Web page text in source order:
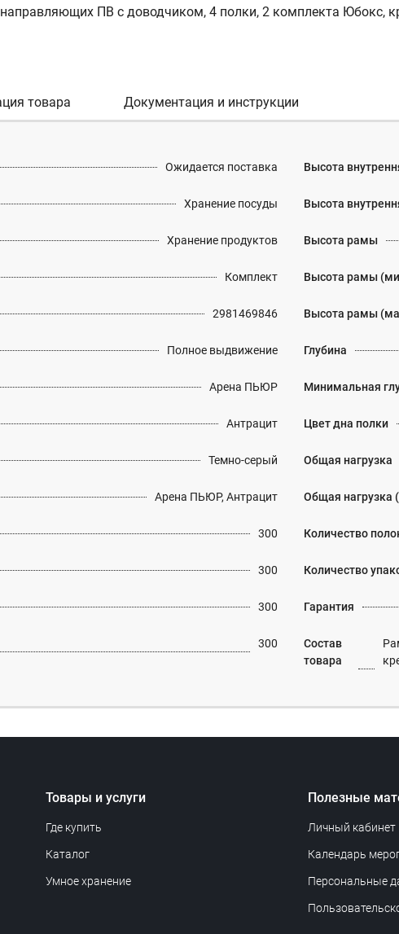
ПВ с доводчиком, 4 полки, 2 комплекта Юбокс,
товара Документация и инструкции
Ожидается поставка
Хранение посуды
Хранение продуктов
Комплект
2981469846
Полное выдвижение
Арена ПЬЮР
Антрацит
Темно-серый
Арена ПЬЮР, Антрацит
300
300
300
300
Высота
Высота
Высота рамы
Высота рамы
Высота рамы
Глубина
Минимальная
Цвет дна полки
Общая нагрузка
Общая нагрузка
Количество
Количество
Гарантия
Состав
товара
Товары и услуги
Где купить
Каталог
Умное хранение
Полезные
Личный кабинет
Календарь
Персональные